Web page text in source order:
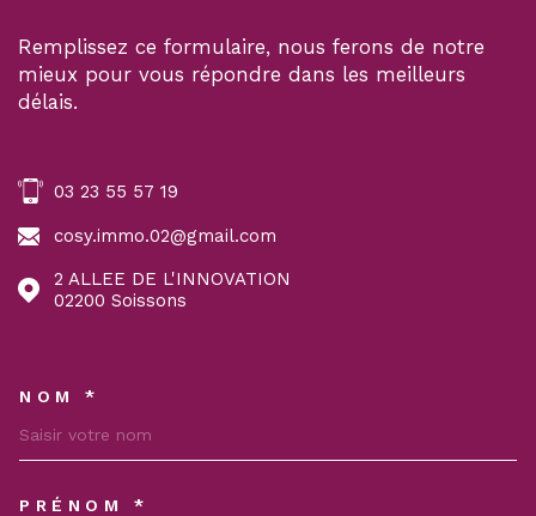
Remplissez ce formulaire, nous ferons de notre
mieux pour vous répondre dans les meilleurs
délais.
03 23 55 57 19
cosy.immo.02@gmail.com
2 ALLEE DE L'INNOVATION
02200
Soissons
NOM *
PRÉNOM *